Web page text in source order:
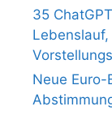
35
Neue Euro-